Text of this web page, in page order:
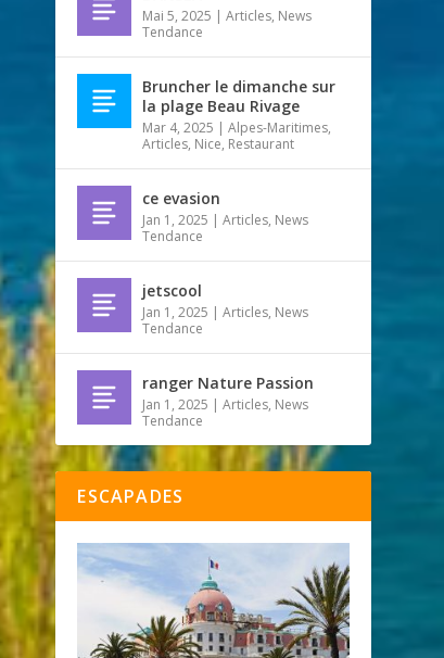
Mai 5, 2025 |Articles, News
Tendance
Bruncher le dimanche sur
la plage Beau Rivage
Mar 4, 2025 |Alpes-Maritimes,
Articles, Nice, Restaurant
ce evasion
Jan 1, 2025 |Articles, News
Tendance
jetscool
Jan 1, 2025 |Articles, News
Tendance
ranger Nature Passion
Jan 1, 2025 |Articles, News
Tendance
ESCAPADES